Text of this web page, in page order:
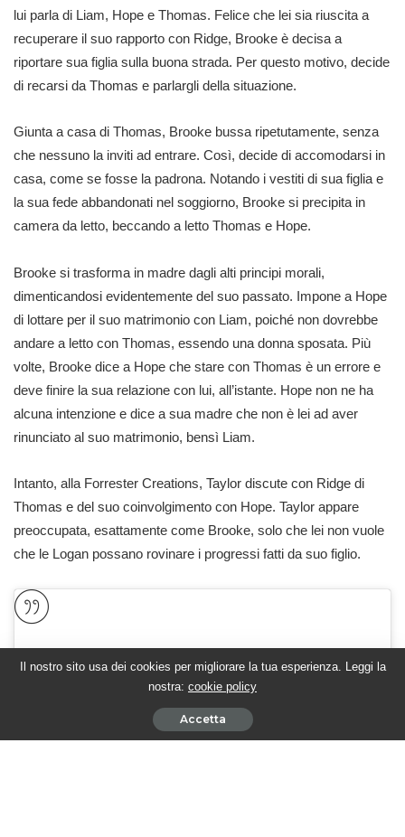
lui parla di Liam, Hope e Thomas. Felice che lei sia riuscita a
recuperare il suo rapporto con Ridge, Brooke è decisa a
riportare sua figlia sulla buona strada. Per questo motivo, decide
di recarsi da Thomas e parlargli della situazione.
Giunta a casa di Thomas, Brooke bussa ripetutamente, senza
che nessuno la inviti ad entrare. Così, decide di accomodarsi in
casa, come se fosse la padrona. Notando i vestiti di sua figlia e
la sua fede abbandonati nel soggiorno, Brooke si precipita in
camera da letto, beccando a letto Thomas e Hope.
Brooke si trasforma in madre dagli alti principi morali,
dimenticandosi evidentemente del suo passato. Impone a Hope
di lottare per il suo matrimonio con Liam, poiché non dovrebbe
andare a letto con Thomas, essendo una donna sposata. Più
volte, Brooke dice a Hope che stare con Thomas è un errore e
deve finire la sua relazione con lui, all’istante. Hope non ne ha
alcuna intenzione e dice a sua madre che non è lei ad aver
rinunciato al suo matrimonio, bensì Liam.
Intanto, alla Forrester Creations, Taylor discute con Ridge di
Thomas e del suo coinvolgimento con Hope. Taylor appare
preoccupata, esattamente come Brooke, solo che lei non vuole
che le Logan possano rovinare i progressi fatti da suo figlio.
Il nostro sito usa dei cookies per migliorare la tua esperienza. Leggi la
nostra: cookie policy
Accetta